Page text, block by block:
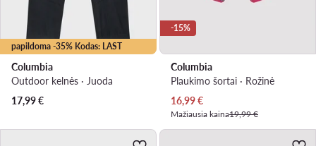
papildoma -35% Kodas: LAST
Columbia
Outdoor kelnės · Juoda
17,99€
-15%
Columbia
Plaukimo šortai · Rožinė
Dabartinė kaina
16,99€
Mažiausia kaina19,99 €